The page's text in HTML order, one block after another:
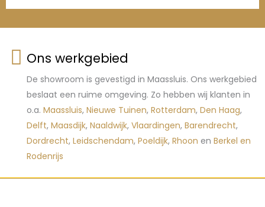
Ons werkgebied
De showroom is gevestigd in Maassluis. Ons werkgebied
beslaat een ruime omgeving. Zo hebben wij klanten in
o.a. Maassluis, Nieuwe Tuinen, Rotterdam, Den Haag,
Delft, Maasdijk, Naaldwijk, Vlaardingen, Barendrecht,
Dordrecht, Leidschendam, Poeldijk, Rhoon en Berkel en
Rodenrijs